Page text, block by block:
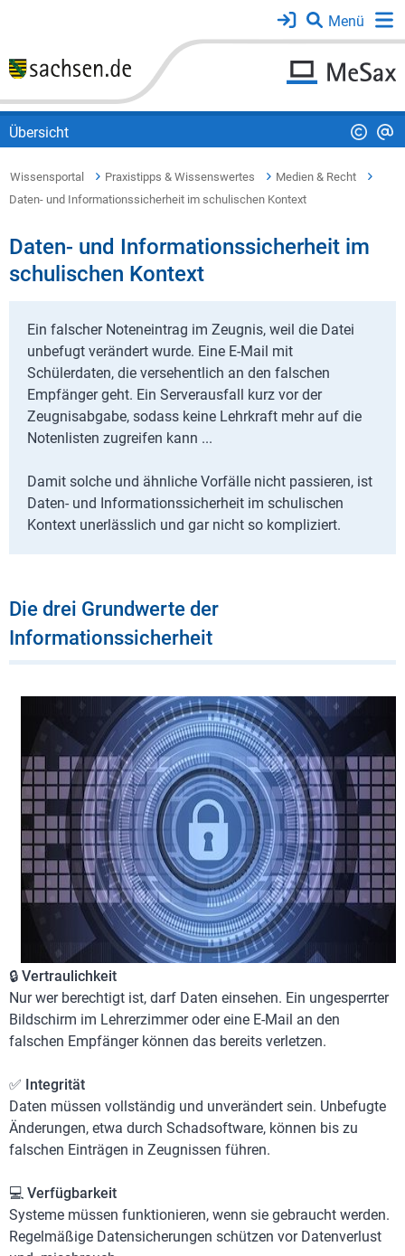
Übersicht
Wissensportal Praxistipps & Wissenswertes
Medien & Recht
Daten- und Informationssicherheit im schulischen Kontext
Daten- und Informationssicherheit im
schulischen Kontext
Ein falscher Noteneintrag im Zeugnis, weil die Datei
unbefugt verändert wurde. Eine E-Mail mit
Schülerdaten, die versehentlich an den falschen
Empfänger geht. Ein Serverausfall kurz vor der
Zeugnisabgabe, sodass keine Lehrkraft mehr auf die
Notenlisten zugreifen kann ...
Damit solche und ähnliche Vorfälle nicht passieren, ist
Daten- und Informationssicherheit im schulischen
Kontext unerlässlich und gar nicht so kompliziert.
Die drei Grundwerte der
Informationssicherheit
🔒 Vertraulichkeit
Nur wer berechtigt ist, darf Daten einsehen. Ein ungesperrter
Bildschirm im Lehrerzimmer oder eine E-Mail an den
falschen Empfänger können das bereits verletzen.
✅ Integrität
Daten müssen vollständig und unverändert sein. Unbefugte
Änderungen, etwa durch Schadsoftware, können bis zu
falschen Einträgen in Zeugnissen führen.
💻 Verfügbarkeit
Systeme müssen funktionieren, wenn sie gebraucht werden.
Regelmäßige Datensicherungen schützen vor Datenverlust